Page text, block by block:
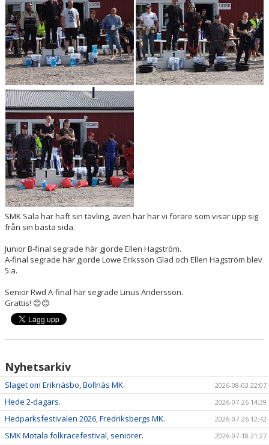
DOKUMENT
SMK Sala har haft sin tävling, även här har vi förare som visar upp sig
från sin bästa sida.
Junior B-final segrade här gjorde Ellen Hagström.
A-final segrade här gjorde Lowe Eriksson Glad och Ellen Hagström blev
5:a.
Senior Rwd A-final här segrade Linus Andersson.
Grattis! 😊😊
Nyhetsarkiv
Slaget om Eriknäsbo, Bollnäs MK. 2026-08-03 22:07
Hede 2-dagars. 2026-07-26 14:39
Hedparksfestivalen 2026, Fredriksbergs MK. 2026-07-26 12:42
SMK Motala folkracefestival, seniorer. 2026-07-18 21:27